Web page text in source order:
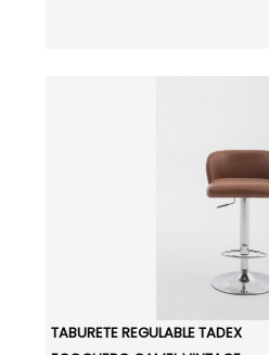
TABURETE REGULABLE TADEX